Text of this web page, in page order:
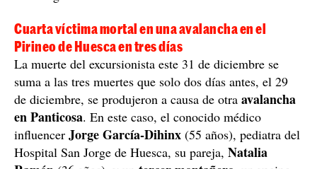
Cuarta víctima mortal en una avalancha en el
Pirineo de Huesca en tres días
La muerte del excursionista este 31 de diciembre se
suma a las tres muertes que solo dos días antes, el 29
de diciembre, se produjeron a causa de otra avalancha
en Panticosa. En este caso, el conocido médico
influencer Jorge García-Dihinx (55 años), pediatra del
Hospital San Jorge de Huesca, su pareja, Natalia